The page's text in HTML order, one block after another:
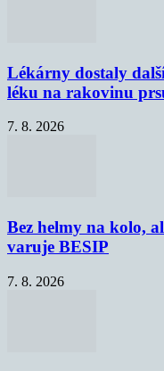
Lékárny dostaly
léku na rakovinu
7. 8. 2026
Bez helmy na kolo,
varuje BESIP
7. 8. 2026